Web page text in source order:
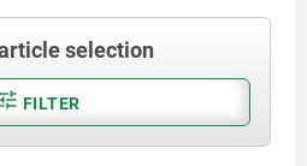
selection
FILTER